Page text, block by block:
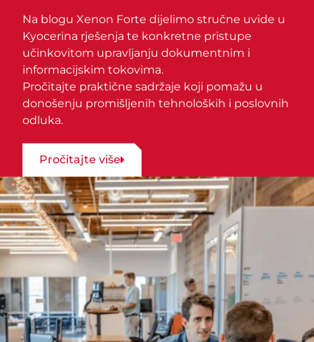
Na blogu Xenon Forte dijelimo stručne uvide u
Kyocerina rješenja te konkretne pristupe
učinkovitom upravljanju dokumentnim i
informacijskim tokovima.
Pročitajte praktične sadržaje koji pomažu u
donošenju promišljenih tehnoloških i poslovnih
odluka.
Pročitajte više